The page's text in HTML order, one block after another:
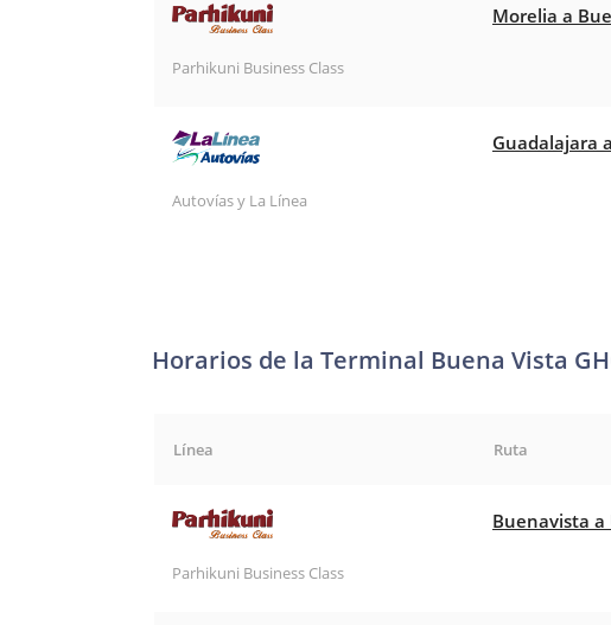
Parhikuni Business Class
Morelia a
Autovías y La Línea
Guadalajara
Horarios de la Terminal Buena Vista
Línea Ruta
Parhikuni Business Class
Buenavista a